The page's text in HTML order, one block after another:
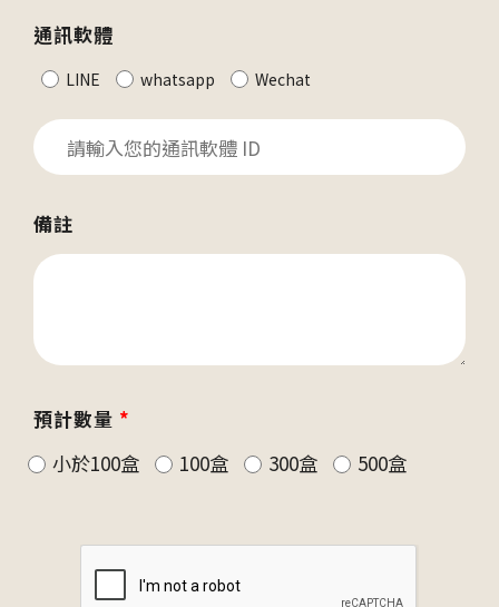
通訊軟體
LINE whatsapp Wechat
備註
預計數量 *
小於100盒
100盒 300盒 500盒